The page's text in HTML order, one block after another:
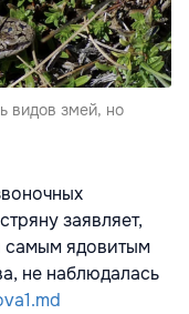
видов змей, но
заявляет,
самым ядовитым
не наблюдалась